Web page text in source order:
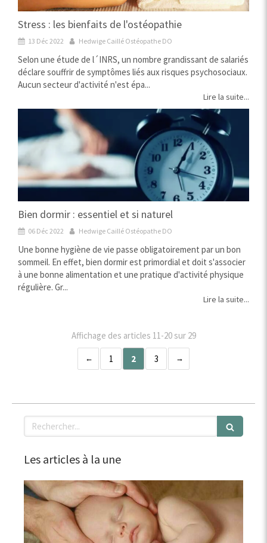
Stress : les bienfaits de l'ostéopathie
13 Déc 2022 Hedwige Caillé Ostéopathe DO
Selon une étude de l´INRS, un nombre grandissant de salariés
déclare souffrir de symptômes liés aux risques psychosociaux.
Aucun secteur d'activité n'est épa...
Lire la suite...
Bien dormir : essentiel et si naturel
06 Déc 2022 Hedwige Caillé Ostéopathe DO
Une bonne hygiène de vie passe obligatoirement par un bon
sommeil. En effet, bien dormir est primordial et doit s'associer
à une bonne alimentation et une pratique d'activité physique
régulière. Gr...
Lire la suite...
Affichage des articles 11-20 sur 29
1 2 3
Rechercher
Les articles à la une